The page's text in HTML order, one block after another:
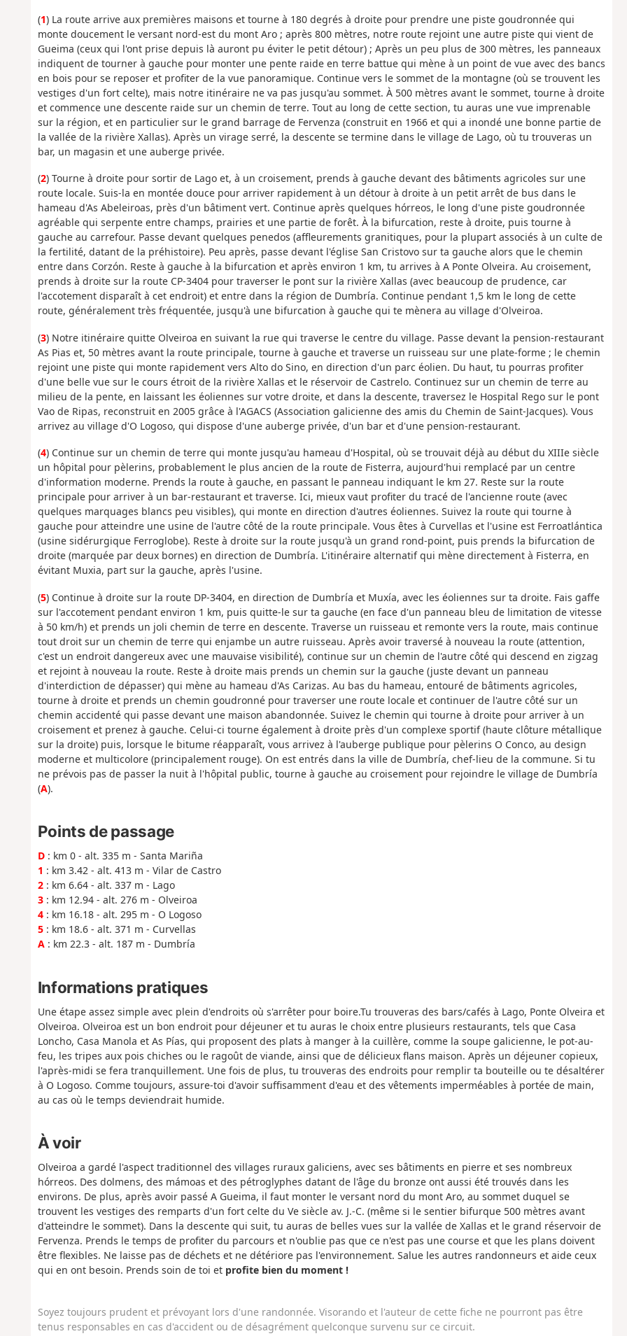
(1) La route arrive aux premières maisons et tourne à 180 degrés à droite pour prendre une piste goudronnée qui
monte doucement le versant nord-est du mont Aro ; après 800 mètres, notre route rejoint une autre piste qui vient de
Gueima (ceux qui l'ont prise depuis là auront pu éviter le petit détour) ; Après un peu plus de 300 mètres, les panneaux
indiquent de tourner à gauche pour monter une pente raide en terre battue qui mène à un point de vue avec des bancs
en bois pour se reposer et profiter de la vue panoramique. Continue vers le sommet de la montagne (où se trouvent les
vestiges d'un fort celte), mais notre itinéraire ne va pas jusqu'au sommet. À 500 mètres avant le sommet, tourne à droite
et commence une descente raide sur un chemin de terre. Tout au long de cette section, tu auras une vue imprenable
sur la région, et en particulier sur le grand barrage de Fervenza (construit en 1966 et qui a inondé une bonne partie de
la vallée de la rivière Xallas). Après un virage serré, la descente se termine dans le village de Lago, où tu trouveras un
bar, un magasin et une auberge privée.
(2) Tourne à droite pour sortir de Lago et, à un croisement, prends à gauche devant des bâtiments agricoles sur une
route locale. Suis-la en montée douce pour arriver rapidement à un détour à droite à un petit arrêt de bus dans le
hameau d'As Abeleiroas, près d'un bâtiment vert. Continue après quelques hórreos, le long d'une piste goudronnée
agréable qui serpente entre champs, prairies et une partie de forêt. À la bifurcation, reste à droite, puis tourne à
gauche au carrefour. Passe devant quelques penedos (affleurements granitiques, pour la plupart associés à un culte de
la fertilité, datant de la préhistoire). Peu après, passe devant l'église San Cristovo sur ta gauche alors que le chemin
entre dans Corzón. Reste à gauche à la bifurcation et après environ 1 km, tu arrives à A Ponte Olveira. Au croisement,
prends à droite sur la route CP-3404 pour traverser le pont sur la rivière Xallas (avec beaucoup de prudence, car
l'accotement disparaît à cet endroit) et entre dans la région de Dumbría. Continue pendant 1,5 km le long de cette
route, généralement très fréquentée, jusqu'à une bifurcation à gauche qui te mènera au village d'Olveiroa.
(3) Notre itinéraire quitte Olveiroa en suivant la rue qui traverse le centre du village. Passe devant la pension-restaurant
As Pias et, 50 mètres avant la route principale, tourne à gauche et traverse un ruisseau sur une plate-forme ; le chemin
rejoint une piste qui monte rapidement vers Alto do Sino, en direction d'un parc éolien. Du haut, tu pourras profiter
d'une belle vue sur le cours étroit de la rivière Xallas et le réservoir de Castrelo. Continuez sur un chemin de terre au
milieu de la pente, en laissant les éoliennes sur votre droite, et dans la descente, traversez le Hospital Rego sur le pont
Vao de Ripas, reconstruit en 2005 grâce à l'AGACS (Association galicienne des amis du Chemin de Saint-Jacques). Vous
arrivez au village d'O Logoso, qui dispose d'une auberge privée, d'un bar et d'une pension-restaurant.
(4) Continue sur un chemin de terre qui monte jusqu'au hameau d'Hospital, où se trouvait déjà au début du XIIIe siècle
un hôpital pour pèlerins, probablement le plus ancien de la route de Fisterra, aujourd'hui remplacé par un centre
d'information moderne. Prends la route à gauche, en passant le panneau indiquant le km 27. Reste sur la route
principale pour arriver à un bar-restaurant et traverse. Ici, mieux vaut profiter du tracé de l'ancienne route (avec
quelques marquages blancs peu visibles), qui monte en direction d'autres éoliennes. Suivez la route qui tourne à
gauche pour atteindre une usine de l'autre côté de la route principale. Vous êtes à Curvellas et l'usine est Ferroatlántica
(usine sidérurgique Ferroglobe). Reste à droite sur la route jusqu'à un grand rond-point, puis prends la bifurcation de
droite (marquée par deux bornes) en direction de Dumbría. L'itinéraire alternatif qui mène directement à Fisterra, en
évitant Muxia, part sur la gauche, après l'usine.
(5) Continue à droite sur la route DP-3404, en direction de Dumbría et Muxía, avec les éoliennes sur ta droite. Fais gaffe
sur l'accotement pendant environ 1 km, puis quitte-le sur ta gauche (en face d'un panneau bleu de limitation de vitesse
à 50 km/h) et prends un joli chemin de terre en descente. Traverse un ruisseau et remonte vers la route, mais continue
tout droit sur un chemin de terre qui enjambe un autre ruisseau. Après avoir traversé à nouveau la route (attention,
c'est un endroit dangereux avec une mauvaise visibilité), continue sur un chemin de l'autre côté qui descend en zigzag
et rejoint à nouveau la route. Reste à droite mais prends un chemin sur la gauche (juste devant un panneau
d'interdiction de dépasser) qui mène au hameau d'As Carizas. Au bas du hameau, entouré de bâtiments agricoles,
tourne à droite et prends un chemin goudronné pour traverser une route locale et continuer de l'autre côté sur un
chemin accidenté qui passe devant une maison abandonnée. Suivez le chemin qui tourne à droite pour arriver à un
croisement et prenez à gauche. Celui-ci tourne également à droite près d'un complexe sportif (haute clôture métallique
sur la droite) puis, lorsque le bitume réapparaît, vous arrivez à l'auberge publique pour pèlerins O Conco, au design
moderne et multicolore (principalement rouge). On est entrés dans la ville de Dumbría, chef-lieu de la commune. Si tu
ne prévois pas de passer la nuit à l'hôpital public, tourne à gauche au croisement pour rejoindre le village de Dumbría
(A).
Points de passage
D: km 0 - alt. 335 m - Santa Mariña
1 : km 3.42 - alt. 413 m - Vilar de Castro
2: km 6.64 - alt. 337 m - Lago
3: km 12.94 - alt. 276 m - Olveiroa
4: km 16.18 - alt. 295 m - O Logoso
5: km 18.6 - alt. 371 m - Curvellas
A: km 22.3 - alt. 187 m - Dumbría
Informations pratiques
Une étape assez simple avec plein d'endroits où s'arrêter pour boire.Tu trouveras des bars/cafés à Lago, Ponte Olveira et
Olveiroa. Olveiroa est un bon endroit pour déjeuner et tu auras le choix entre plusieurs restaurants, tels que Casa
Loncho, Casa Manola et As Pías, qui proposent des plats à manger à la cuillère, comme la soupe galicienne, le pot-au-
feu, les tripes aux pois chiches ou le ragoût de viande, ainsi que de délicieux flans maison. Après un déjeuner copieux,
l'après-midi se fera tranquillement. Une fois de plus, tu trouveras des endroits pour remplir ta bouteille ou te désaltérer
à O Logoso. Comme toujours, assure-toi d'avoir suffisamment d'eau et des vêtements imperméables à portée de main,
au cas où le temps deviendrait humide.
À voir
Olveiroa a gardé l'aspect traditionnel des villages ruraux galiciens, avec ses bâtiments en pierre et ses nombreux
hórreos. Des dolmens, des mámoas et des pétroglyphes datant de l'âge du bronze ont aussi été trouvés dans les
environs. De plus, après avoir passé A Gueima, il faut monter le versant nord du mont Aro, au sommet duquel se
trouvent les vestiges des remparts d'un fort celte du Ve siècle av. J.-C. (même si le sentier bifurque 500 mètres avant
d'atteindre le sommet). Dans la descente qui suit, tu auras de belles vues sur la vallée de Xallas et le grand réservoir de
Fervenza. Prends le temps de profiter du parcours et n'oublie pas que ce n'est pas une course et que les plans doivent
être flexibles. Ne laisse pas de déchets et ne détériore pas l'environnement. Salue les autres randonneurs et aide ceux
qui en ont besoin. Prends soin de toi et profite bien du moment !
Soyez toujours prudent et prévoyant lors d'une randonnée. Visorando et l'auteur de cette fiche ne pourront pas être
tenus responsables en cas d'accident ou de désagrément quelconque survenu sur ce circuit.